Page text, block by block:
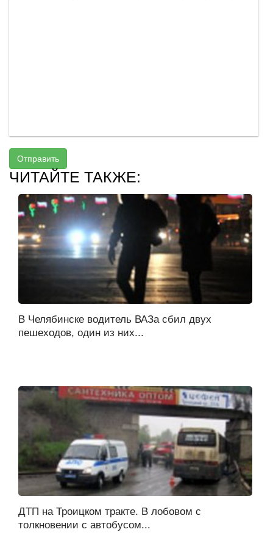
Отправить
ЧИТАЙТЕ ТАКЖЕ:
В Челябинске водитель ВАЗа сбил двух
пешеходов, один из них...
ДТП на Троицком тракте. В лобовом с
толкновении с автобусом...